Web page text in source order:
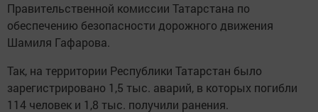
Правительственной комиссии Татарстана по
обеспечению безопасности дорожного движения
Шамиля Гафарова.
Так, на территории Республики Татарстан было
зарегистрировано 1,5 тыс. аварий, в которых погибли
114 человек и 1,8 тыс. получили ранения.